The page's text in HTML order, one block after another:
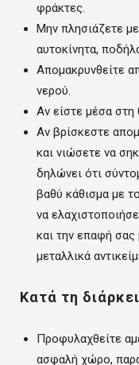
φράκτες.
Μην πλησιάζετε
αυτοκίνητα,
Απομακρυνθείτε
νερού.
Αν είστε μέσα
Αν βρίσκεστε
και νιώσετε να
δηλώνει ότι
βαθύ κάθισμα με
να
και την επαφή
μεταλλικά
Κατά τη
Προφυλαχθείτε
ασφαλή χώρο,